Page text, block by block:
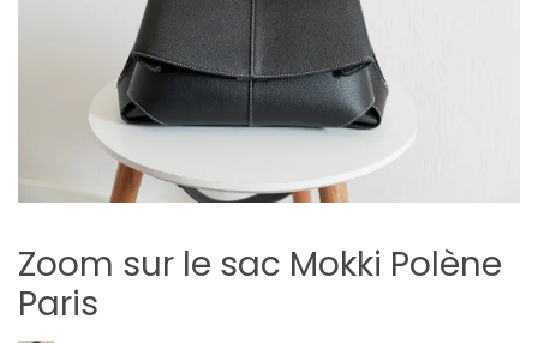
Zoom sur le sac Mokki Polène
Paris